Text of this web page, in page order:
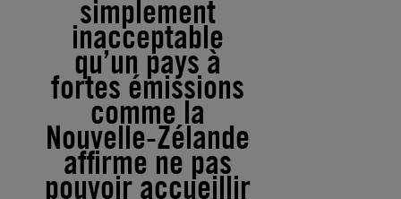
simplement
inacceptable
qu’un pays à
fortes émissions
comme la
Nouvelle-Zélande
affirme ne pas
pouvoir accueillir